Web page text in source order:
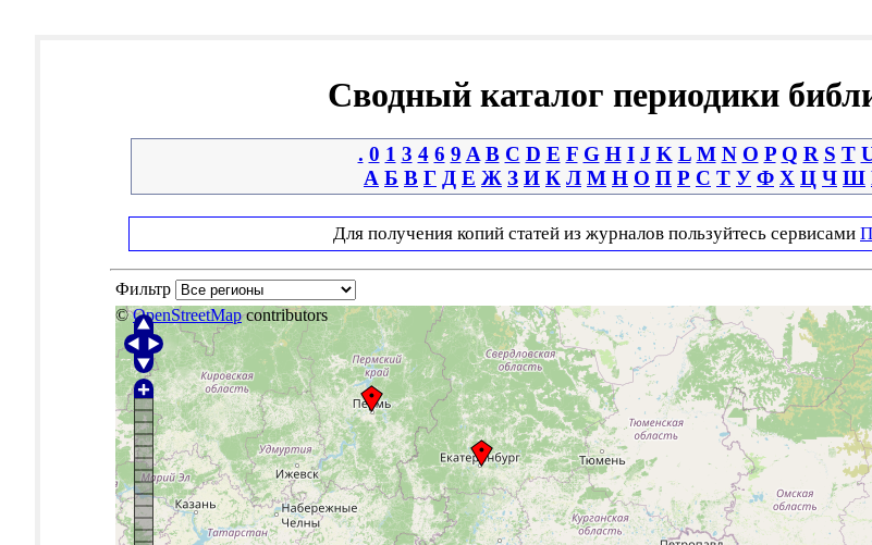
Сводный каталог периодики
. 0 1 3 4 6 9 A B C D E F G H I J K L M N O P Q R S T
А Б В Г Д Е Ж З И К Л М Н О П Р С Т У Ф Х Ц Ч Ш
Для получения копий статей из журналов пользуйтесь сервисами
Фильтр
©OpenStreetMapcontributors